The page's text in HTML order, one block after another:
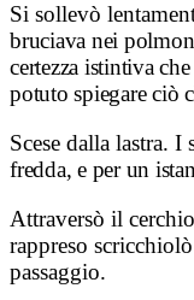
Si sollevò
bruciava nei
certezza istintiva
potuto spiegare ciò
Scese dalla lastra. I
fredda, e per un
Attraversò il
rappreso
passaggio.